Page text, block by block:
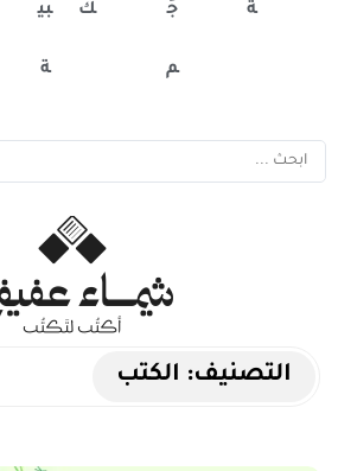
ة جَ
م
ك بي
ة
التصنيف: الكتب